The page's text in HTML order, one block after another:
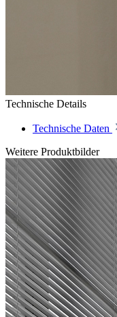
Technische Details
Technische Daten
Weitere Produktbilder